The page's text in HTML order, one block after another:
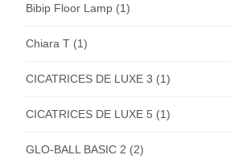
Bibip Floor Lamp (1)
Chiara T (1)
CICATRICES DE LUXE 3 (1)
CICATRICES DE LUXE 5 (1)
GLO-BALL BASIC 2 (2)